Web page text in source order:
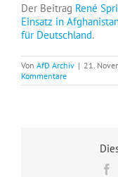
Der Beitrag René
Einsatz in
für Deutschland.
Von AfD Archiv | 21.
Kommentare